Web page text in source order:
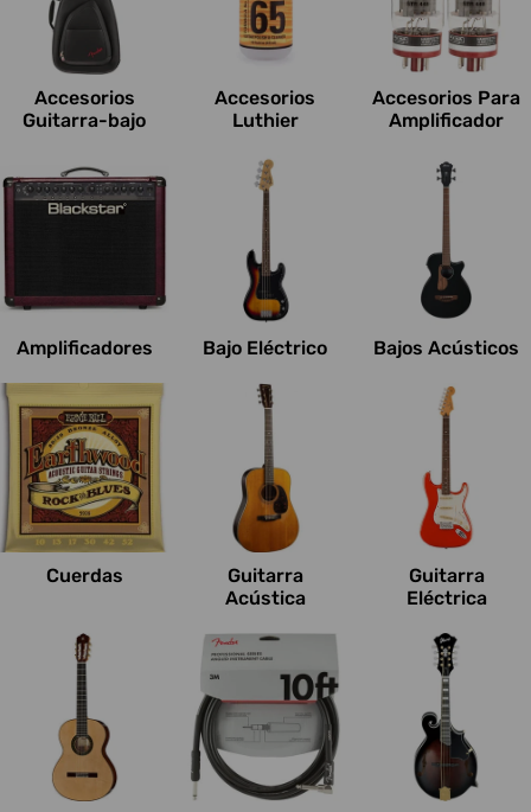
e
s
:
Accesorios
Guitarra-bajo
Accesorios
Luthier
Accesorios Para
Amplificador
Amplificadores Bajo Eléctrico Bajos Acústicos
Cuerdas
Guitarra
Acústica
Guitarra
Eléctrica